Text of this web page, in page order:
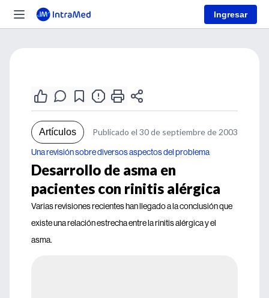
Ingresar
Artículos Publicado el 30 de septiembre de 2003
Una revisión sobre diversos aspectos del problema
Desarrollo de asma en
pacientes con rinitis alérgica
Varias revisiones recientes han llegado a la conclusión que
existe una relación estrecha entre la rinitis alérgica y el
asma.